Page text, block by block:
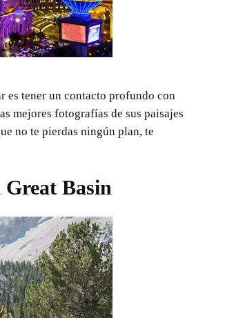
es tener un contacto profundo con
mejores fotografías de sus paisajes
no te pierdas ningún plan, te
Basin